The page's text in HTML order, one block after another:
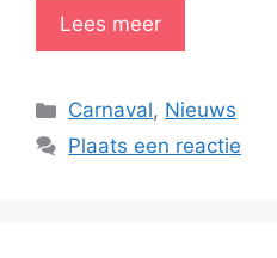
Lees meer
Categorieën
Carnaval, Nieuws
Plaats een reactie